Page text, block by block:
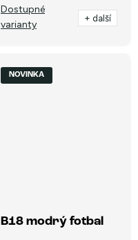
Dostupné
varianty
+ další
NOVINKA
B18 modrý fotbal